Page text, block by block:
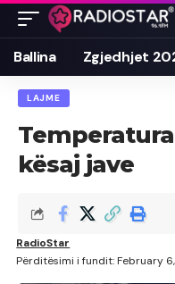
Ballina Zgjedhjet
LAJME
kësaj jave
Përditësimi i fundit: February
RadioStar